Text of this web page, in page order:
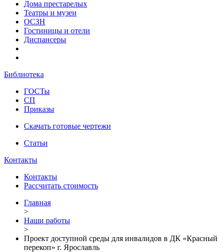
Дома престарелых
Театры и музеи
ОСЗН
Гостиницы и отели
Диспансеры
Библиотека
ГОСТы
СП
Приказы
Скачать готовые чертежи
Статьи
Контакты
Контакты
Рассчитать стоимость
Главная
>
Наши работы
>
Проект доступной среды для инвалидов в ДК «Красный
перекоп» г. Ярославль